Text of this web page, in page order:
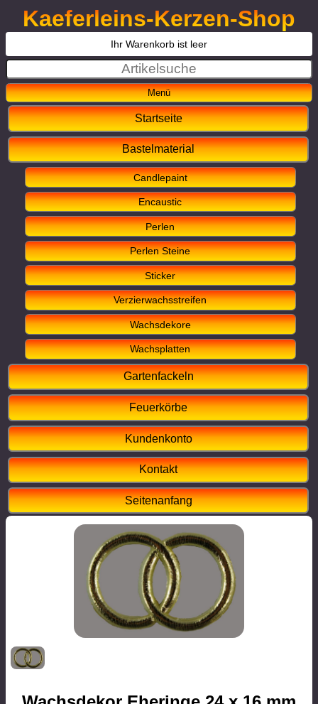
Kaeferleins-Kerzen-Shop
Startseite
Bastelmaterial
Candlepaint
Encaustic
Perlen
Perlen Steine
Sticker
Verzierwachsstreifen
Wachsdekore
Wachsplatten
Gartenfackeln
Feuerkörbe
Kundenkonto
Kontakt
Seitenanfang
Ihr Warenkorb ist leer